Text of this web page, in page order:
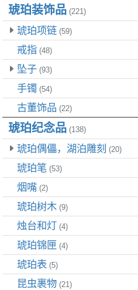
琥珀装饰品 (221)
琥珀项链 (59)
戒指 (48)
坠子 (93)
手镯 (54)
古董饰品 (22)
琥珀纪念品 (138)
琥珀偶儡，湖泊雕刻 (20)
琥珀笔 (53)
烟嘴 (2)
琥珀树木 (9)
烛台和灯 (4)
琥珀锦匣 (4)
琥珀表 (5)
昆虫裹物 (21)